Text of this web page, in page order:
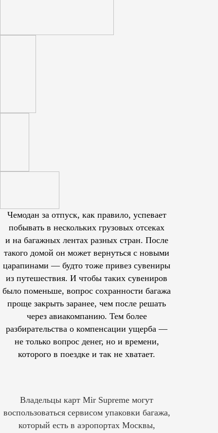
Чемодан за отпуск, как правило, успевает
побывать в нескольких грузовых отсеках
и на багажных лентах разных стран. После
такого домой он может вернуться с новыми
царапинами — будто тоже привез сувениры
из путешествия. И чтобы таких сувениров
было поменьше, вопрос сохранности багажа
проще закрыть заранее, чем после решать
через авиакомпанию. Тем более
разбирательства о компенсации ущерба —
не только вопрос денег, но и времени,
которого в поездке и так не хватает.
Владельцы карт Mir Supreme могут
воспользоваться сервисом упаковки багажа,
который есть в аэропортах Москвы,